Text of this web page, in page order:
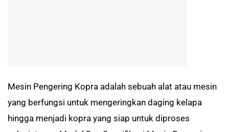
Mesin Pengering Kopra adalah sebuah alat atau mesin
yang berfungsi untuk mengeringkan daging kelapa
hingga menjadi kopra yang siap untuk diproses